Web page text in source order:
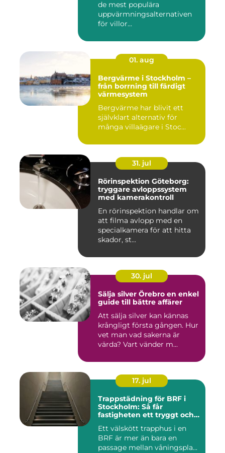
de mest populära
uppvärmningsalternativen
för villor...
01. aug
Bergvärme i Stockholm –
från borrning till färdigt
värmesystem
Bergvärme har blivit ett
självklart alternativ för
många villaägare i Stoc...
31. jul
Rörinspektion Göteborg:
tryggare avloppssystem
med kamerakontroll
En rörinspektion handlar om
att filma avlopp med en
specialkamera för att hitta
skador, st...
30. jul
Sälja silver Örebro en enkel
guide till bättre affärer
Att sälja silver kan kännas
krångligt första gången. Hur
vet man vad sakerna är
värda? Vart vänder m...
17. jul
Trappstädning för BRF i
Stockholm: Så får
fastigheten ett tryggt och
Ett välskött trapphus i en
BRF är mer än bara en
passage mellan våningspla...